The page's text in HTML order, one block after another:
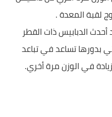
لقبة المعدة .
الدبابيس ذات القطر
1.5 سم و التي بدورها تساعد في تباعد
في الوزن مرة أخري.